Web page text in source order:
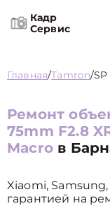
Кадр
Сервис
Главная/Tamron/
Ремонт
75mm F2.8
Macro в
Xiaomi,
гарантией на